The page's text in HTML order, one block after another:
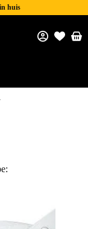
huis